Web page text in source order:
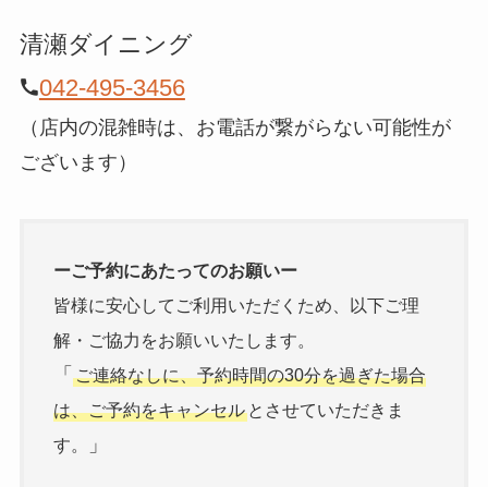
清瀬ダイニング
042-495-3456
（店内の混雑時は、お電話が繋がらない可能性が
ございます）
ーご予約にあたってのお願いー
皆様に安心してご利用いただくため、以下ご理
解・ご協力をお願いいたします。
「 ご連絡なしに、予約時間の30分を過ぎた場合
は、ご予約をキャンセルとさせていただきま
す。
」